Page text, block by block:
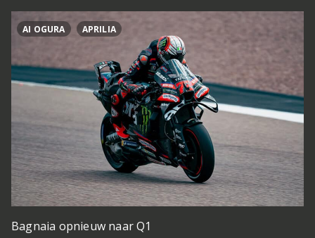
AI OGURA APRILIA
Bagnaia opnieuw naar Q1